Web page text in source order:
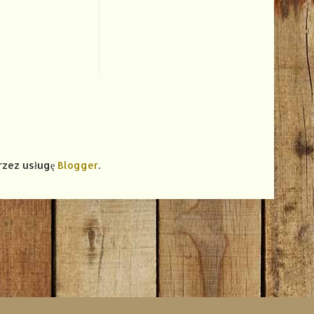
usługę Blogger.